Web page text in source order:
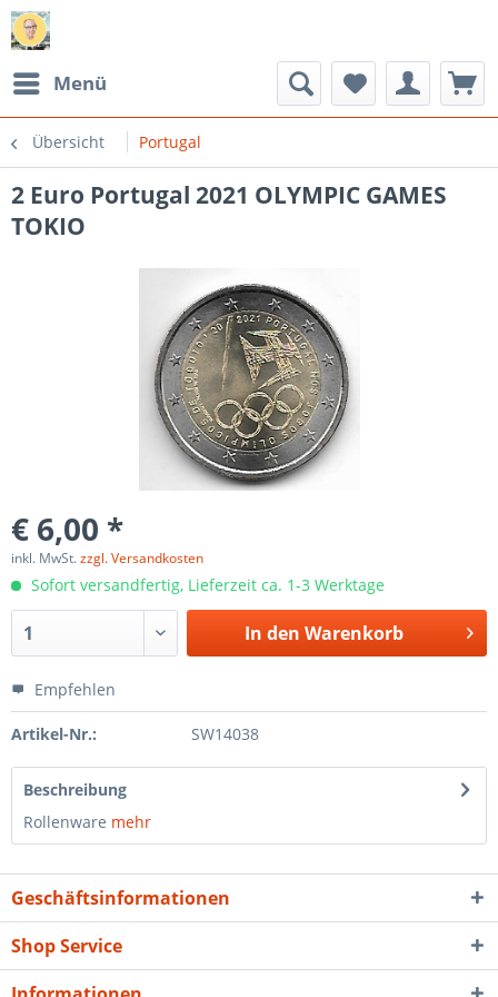
Menü
Übersicht Portugal
2 Euro Portugal 2021 OLYMPIC GAMES
TOKIO
€ 6,00 *
inkl. MwSt.zzgl. Versandkosten
Sofort versandfertig, Lieferzeit ca. 1-3 Werktage
In den Warenkorb
Empfehlen
Artikel-Nr.: SW14038
Beschreibung
Rollenware mehr
Geschäftsinformationen
Shop Service